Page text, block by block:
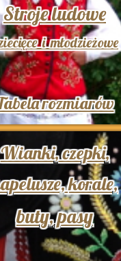
Stroje ludowe
i młodzieżowe
rozmiarów
Wianki, czepki,
korale,
buty, pasy